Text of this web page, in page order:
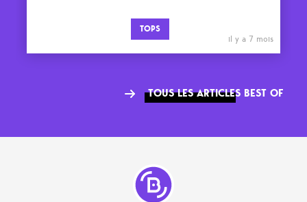
TOPS
il y a 7 mois
TOUS LES ARTICLES BEST OF